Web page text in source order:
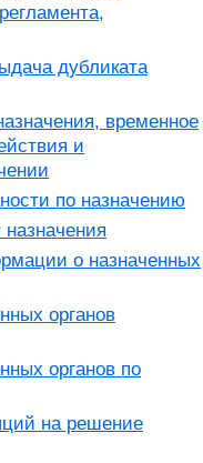
дубликата
временное
и
по назначению
о назначенных
органов
органов по
на решение